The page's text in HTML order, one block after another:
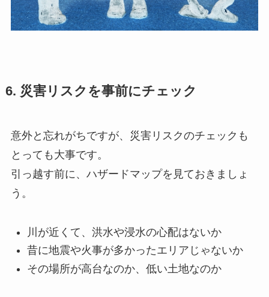
6. 災害リスクを事前にチェック
意外と忘れがちですが、災害リスクのチェックも
とっても大事です。
引っ越す前に、ハザードマップを見ておきましょ
う。
川が近くて、洪水や浸水の心配はないか
昔に地震や火事が多かったエリアじゃないか
その場所が高台なのか、低い土地なのか